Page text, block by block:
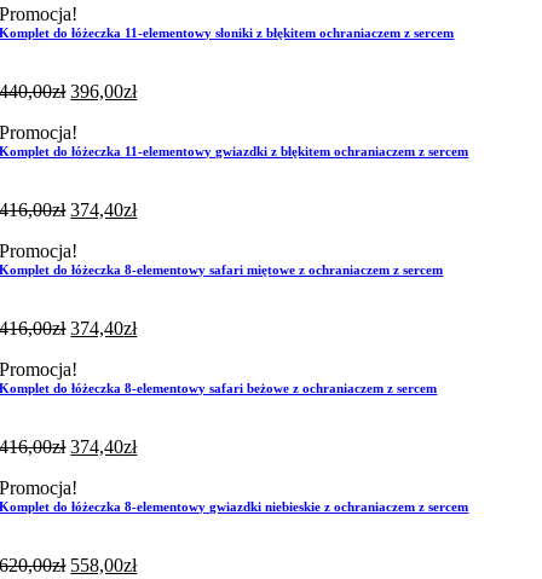
Promocja!
Komplet do łóżeczka 11-elementowy słoniki z błękitem ochraniaczem z sercem
440,00zł 396,00zł
Promocja!
Komplet do łóżeczka 11-elementowy gwiazdki z błękitem ochraniaczem z sercem
416,00zł 374,40zł
Promocja!
Komplet do łóżeczka 8-elementowy safari miętowe z ochraniaczem z sercem
416,00zł 374,40zł
Promocja!
Komplet do łóżeczka 8-elementowy safari beżowe z ochraniaczem z sercem
416,00zł 374,40zł
Promocja!
Komplet do łóżeczka 8-elementowy gwiazdki niebieskie z ochraniaczem z sercem
620,00zł 558,00zł